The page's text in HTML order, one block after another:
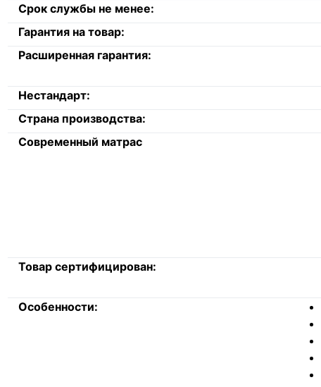
Срок службы не менее:
Гарантия на товар:
Расширенная гарантия:
Нестандарт:
Страна производства:
Современный матрас
Товар сертифицирован:
Особенности: